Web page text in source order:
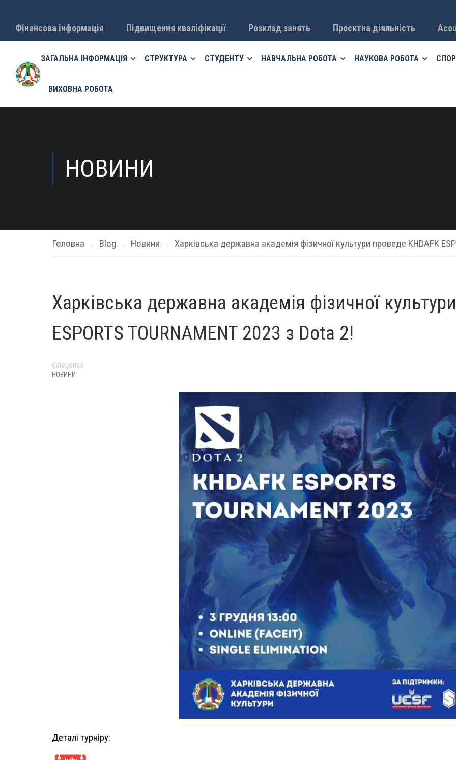
Фінансова інформація Підвищення кваліфікації Розклад занять Проєктна діяльність
ЗАГАЛЬНА ІНФОРМАЦІЯ СТРУКТУРА СТУДЕНТУ НАВЧАЛЬНА РОБОТА НАУКОВА РОБОТА
ВИХОВНА РОБОТА
НОВИНИ
Головна Blog Новини Харківська державна академія фізичної культури проведе KHDAFK
Харківська державна академія фізичної
ESPORTS TOURNAMENT 2023 з Dota 2!
Categories
НОВИНИ
Деталі турніру: